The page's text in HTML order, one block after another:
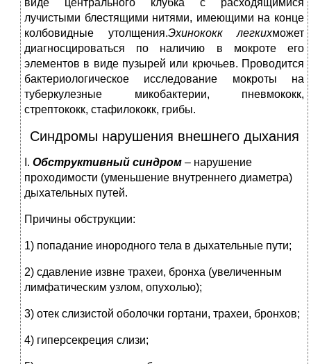
виде центрального клубка с расходящимися
лучистыми блестящими нитями, имеющими на конце
колбовидные утолщения.Эхинококк легкихможет
диагносцироваться по наличию в мокроте его
элементов в виде пузырей или крючьев. Проводится
бактериологическое исследование мокроты на
туберкулезные микобактерии, пневмококк,
стрептококк, стафилококк, грибы.
Синдромы нарушения внешнего дыхания
I. Обструктивный синдром – нарушение
проходимости (уменьшение внутреннего диаметра)
дыхательных путей.
Причины обструкции:
1) попадание инородного тела в дыхательные пути;
2) сдавление извне трахеи, бронха (увеличенным
лимфатическим узлом, опухолью);
3) отек слизистой оболочки гортани, трахеи, бронхов;
4) гиперсекреция слизи;